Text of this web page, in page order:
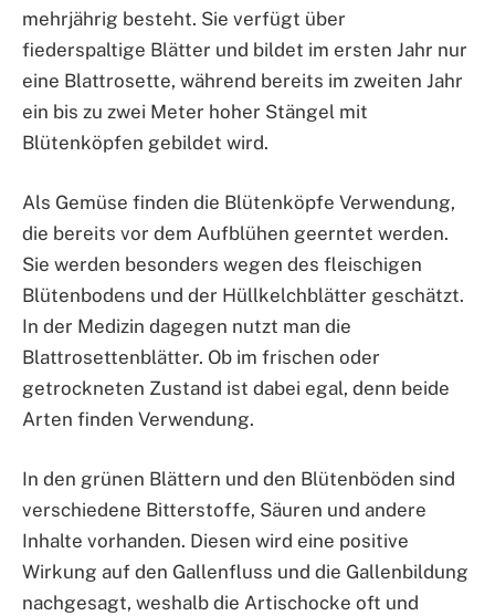
mehrjährig besteht. Sie verfügt über
fiederspaltige Blätter und bildet im ersten Jahr nur
eine Blattrosette, während bereits im zweiten Jahr
ein bis zu zwei Meter hoher Stängel mit
Blütenköpfen gebildet wird.
Als Gemüse finden die Blütenköpfe Verwendung,
die bereits vor dem Aufblühen geerntet werden.
Sie werden besonders wegen des fleischigen
Blütenbodens und der Hüllkelchblätter geschätzt.
In der Medizin dagegen nutzt man die
Blattrosettenblätter. Ob im frischen oder
getrockneten Zustand ist dabei egal, denn beide
Arten finden Verwendung.
In den grünen Blättern und den Blütenböden sind
verschiedene Bitterstoffe, Säuren und andere
Inhalte vorhanden. Diesen wird eine positive
Wirkung auf den Gallenfluss und die Gallenbildung
nachgesagt, weshalb die Artischocke oft und